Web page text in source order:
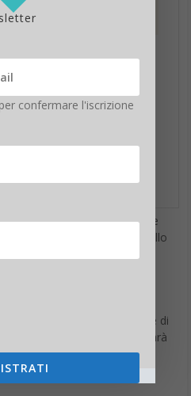
inviare messaggiscritti e
insomma, tutto quello
altro numero in rubrica che
voleva ottenere tale
una chat di gruppo con
in modo tale da restare
stesso. Quando la funzione di
tale sotterfugio non sarà
confermare l'iscrizione